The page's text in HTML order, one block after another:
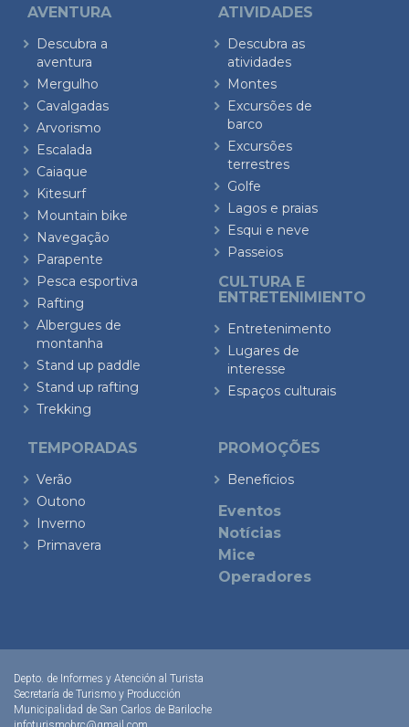
AVENTURA
Descubra a
aventura
Mergulho
Cavalgadas
Arvorismo
Escalada
Caiaque
Kitesurf
Mountain bike
Navegação
Parapente
Pesca esportiva
Rafting
Albergues de
montanha
Stand up paddle
Stand up rafting
Trekking
ATIVIDADES
Descubra as
atividades
Montes
Excursões de
barco
Excursões
terrestres
Golfe
Lagos e praias
Esqui e neve
Passeios
CULTURA E
ENTRETENIMIENTO
Entretenimento
Lugares de
interesse
Espaços culturais
TEMPORADAS
Verão
Outono
Inverno
Primavera
PROMOÇÕES
Benefícios
Eventos
Notícias
Mice
Operadores
Depto. de Informes y Atención al Turista
Secretaría de Turismo y Producción
Municipalidad de San Carlos de Bariloche